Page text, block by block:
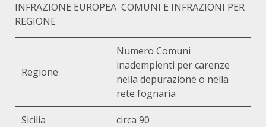
INFRAZIONE EUROPEA COMUNI E INFRAZIONI PER
REGIONE
Regione
Numero Comuni
inadempienti per carenze
nella depurazione o nella
rete fognaria
Sicilia circa 90